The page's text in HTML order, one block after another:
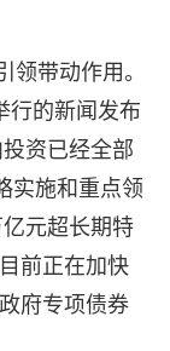
领带动作用。
行的新闻发布
资已经全部
实施和重点领
元超长期特
前正在加快
府专项债券